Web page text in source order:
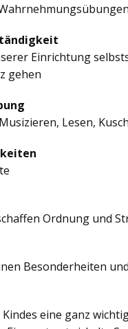
Einrichtung
gehen
Lesen,
Ordnung und
Besonderheiten
eine ganz